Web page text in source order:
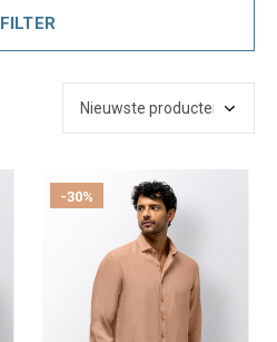
FILTER
-30%